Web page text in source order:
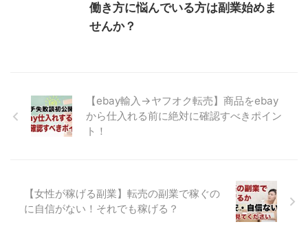
働き方に悩んでいる方は副業始めま
せんか？
【ebay輸入→ヤフオク転売】商品をebay
から仕入れる前に絶対に確認すべきポイン
ト！
【女性が稼げる副業】転売の副業で稼ぐの
に自信がない！それでも稼げる？